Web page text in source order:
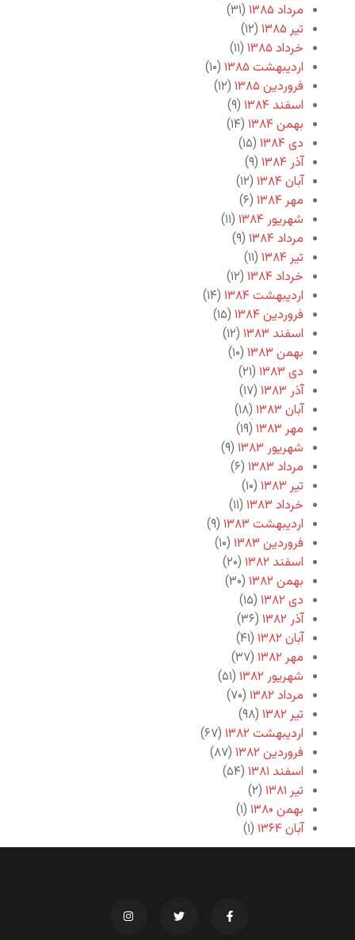
مرداد ۱۳۸۵
(۳۱)
تیر ۱۳۸۵
(۱۲)
خرداد ۱۳۸۵
(۱۱)
اردیبهشت ۱۳۸۵
(۱۰)
فروردین ۱۳۸۵
(۱۲)
اسفند ۱۳۸۴
(۹)
بهمن ۱۳۸۴
(۱۴)
دی ۱۳۸۴
(۱۵)
آذر ۱۳۸۴
(۹)
آبان ۱۳۸۴
(۱۲)
مهر ۱۳۸۴
(۶)
شهریور ۱۳۸۴
(۱۱)
مرداد ۱۳۸۴
(۹)
تیر ۱۳۸۴
(۱۱)
خرداد ۱۳۸۴
(۱۲)
اردیبهشت ۱۳۸۴
(۱۴)
فروردین ۱۳۸۴
(۱۵)
اسفند ۱۳۸۳
(۱۲)
بهمن ۱۳۸۳
(۱۰)
دی ۱۳۸۳
(۲۱)
آذر ۱۳۸۳
(۱۷)
آبان ۱۳۸۳
(۱۸)
مهر ۱۳۸۳
(۱۹)
شهریور ۱۳۸۳
(۹)
مرداد ۱۳۸۳
(۶)
تیر ۱۳۸۳
(۱۰)
خرداد ۱۳۸۳
(۱۱)
اردیبهشت ۱۳۸۳
(۹)
فروردین ۱۳۸۳
(۱۰)
اسفند ۱۳۸۲
(۲۰)
بهمن ۱۳۸۲
(۳۰)
دی ۱۳۸۲
(۱۵)
آذر ۱۳۸۲
(۳۶)
آبان ۱۳۸۲
(۴۱)
مهر ۱۳۸۲
(۳۷)
شهریور ۱۳۸۲
(۵۱)
مرداد ۱۳۸۲
(۷۰)
تیر ۱۳۸۲
(۹۸)
اردیبهشت ۱۳۸۲
(۶۷)
فروردین ۱۳۸۲
(۸۷)
اسفند ۱۳۸۱
(۵۴)
تیر ۱۳۸۱
(۲)
بهمن ۱۳۸۰
(۱)
آبان ۱۳۶۴
(۱)